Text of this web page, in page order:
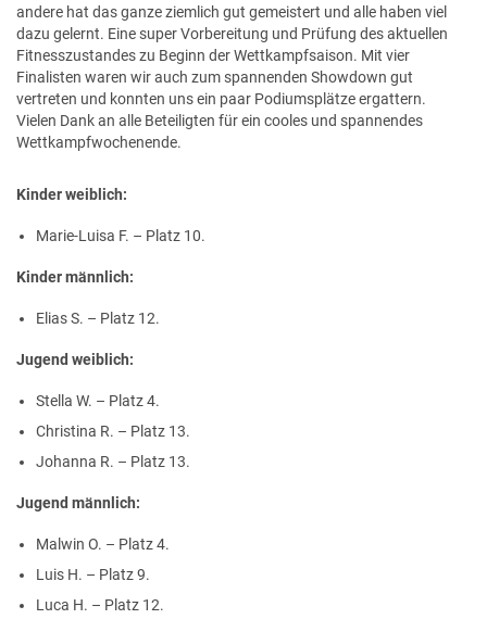
andere hat das ganze ziemlich gut gemeistert und alle haben viel
dazu gelernt. Eine super Vorbereitung und Prüfung des aktuellen
Fitnesszustandes zu Beginn der Wettkampfsaison. Mit vier
Finalisten waren wir auch zum spannenden Showdown gut
vertreten und konnten uns ein paar Podiumsplätze ergattern.
Vielen Dank an alle Beteiligten für ein cooles und spannendes
Wettkampfwochenende.
Kinder weiblich:
Marie-Luisa F. – Platz 10.
Kinder männlich:
Elias S. – Platz 12.
Jugend weiblich:
Stella W. – Platz 4.
Christina R. – Platz 13.
Johanna R. – Platz 13.
Jugend männlich:
Malwin O. – Platz 4.
Luis H. – Platz 9.
Luca H. – Platz 12.